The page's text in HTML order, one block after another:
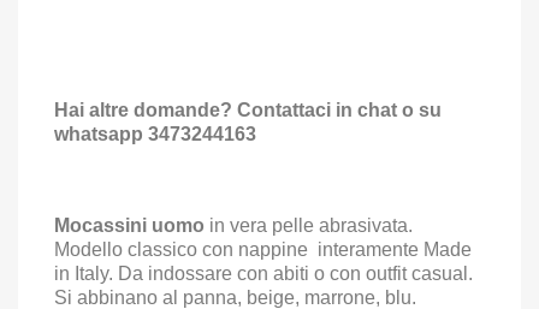
Hai altre domande? Contattaci in chat o su
whatsapp 3473244163
Mocassini uomo in vera pelle abrasivata.
Modello classico con nappine interamente Made
in Italy. Da indossare con abiti o con outfit casual.
Si abbinano al panna, beige, marrone, blu.